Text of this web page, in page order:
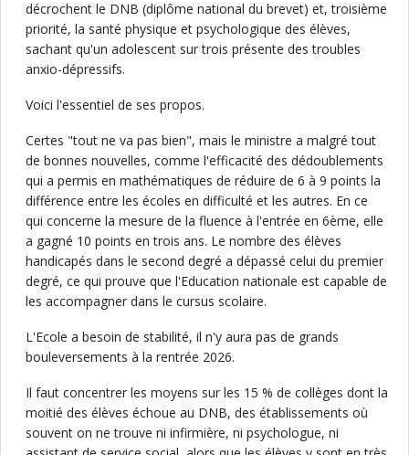
décrochent le DNB (diplôme national du brevet) et, troisième
priorité, la santé physique et psychologique des élèves,
sachant qu'un adolescent sur trois présente des troubles
anxio-dépressifs.
Voici l'essentiel de ses propos.
Certes "tout ne va pas bien", mais le ministre a malgré tout
de bonnes nouvelles, comme l'efficacité des dédoublements
qui a permis en mathématiques de réduire de 6 à 9 points la
différence entre les écoles en difficulté et les autres. En ce
qui concerne la mesure de la fluence à l'entrée en 6ème, elle
a gagné 10 points en trois ans. Le nombre des élèves
handicapés dans le second degré a dépassé celui du premier
degré, ce qui prouve que l'Education nationale est capable de
les accompagner dans le cursus scolaire.
L'Ecole a besoin de stabilité, il n'y aura pas de grands
bouleversements à la rentrée 2026.
Il faut concentrer les moyens sur les 15 % de collèges dont la
moitié des élèves échoue au DNB, des établissements où
souvent on ne trouve ni infirmière, ni psychologue, ni